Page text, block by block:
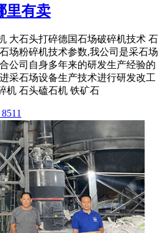
里有卖
大石头打碎德国石场破碎机技术 石
场粉碎机技术参数,我公司是采石场
公司自身多年来的研发生产经验的
采石场设备生产技术进行研发改工
机 石头磕石机 铁矿石